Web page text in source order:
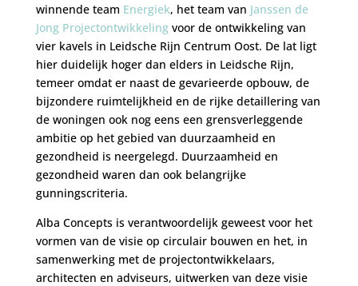
winnende team Energiek, het team van Janssen de
Jong Projectontwikkelingvoor de ontwikkeling van
vier kavels in Leidsche Rijn Centrum Oost. De lat ligt
hier duidelijk hoger dan elders in Leidsche Rijn,
temeer omdat er naast de gevarieerde opbouw, de
bijzondere ruimtelijkheid en de rijke detaillering van
de woningen ook nog eens een grensverleggende
ambitie op het gebied van duurzaamheid en
gezondheid is neergelegd. Duurzaamheid en
gezondheid waren dan ook belangrijke
gunningscriteria.
Alba Concepts is verantwoordelijk geweest voor het
vormen van de visie op circulair bouwen en het, in
samenwerking met de projectontwikkelaars,
architecten en adviseurs, uitwerken van deze visie